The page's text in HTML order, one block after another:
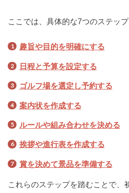
ここでは、具体的な7つのステップ
趣旨や目的を明確にする
日程と予算を設定する
ゴルフ場を選定し予約する
案内状を作成する
ルールや組み合わせを決める
挨拶や進行表を作成する
賞を決めて景品を準備する
これらのステップを踏むことで、